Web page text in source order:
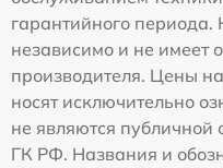
гарантийного
независимо и не имеет
производителя. Цены
носят исключительно
не являются публичной
ГК РФ. Названия и